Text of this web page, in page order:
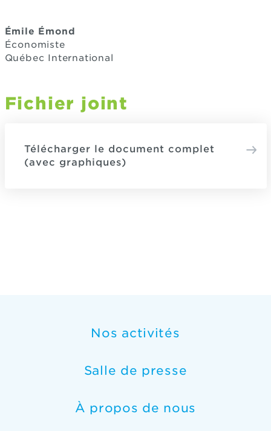
Émile Émond
Économiste
Québec International
Fichier joint
Télécharger le document complet
(avec graphiques)
Nos activités
Salle de presse
À propos de nous